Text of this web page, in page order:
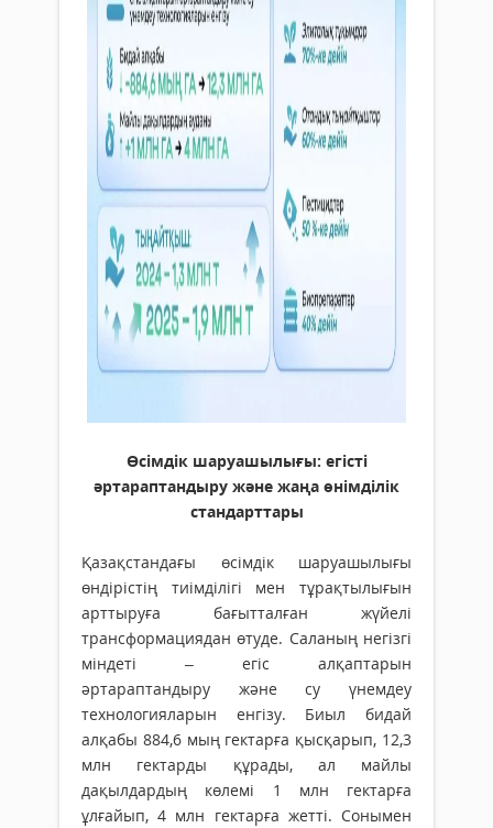
Өсімдік шаруашылығы: егісті
әртараптандыру және жаңа өнімділік
стандарттары
Қазақстандағы өсімдік шаруашылығы
өндірістің тиімділігі мен тұрақтылығын
арттыруға бағытталған жүйелі
трансформациядан өтуде. Саланың негізгі
міндеті – егіс алқаптарын
әртараптандыру және су үнемдеу
технологияларын енгізу. Биыл бидай
алқабы 884,6 мың гектарға қысқарып, 12,3
млн гектарды құрады, ал майлы
дақылдардың көлемі 1 млн гектарға
ұлғайып, 4 млн гектарға жетті. Сонымен